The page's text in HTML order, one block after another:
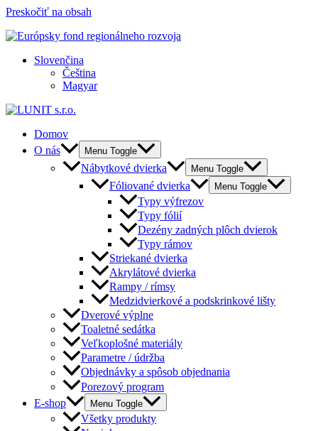
Preskočiť na obsah
Slovenčina
Čeština
Magyar
Domov
O nás
Menu Toggle
Nábytkové dvierka Menu Toggle
Fóliované dvierka Menu Toggle
Typy výfrezov
Typy fólií
Dezény zadných plôch dvierok
Typy rámov
Striekané dvierka
Akrylátové dvierka
Rampy / rímsy
Medzidvierkové a podskrinkové lišty
Dverové výplne
Toaletné sedátka
Veľkoplošné materiály
Parametre / údržba
Objednávky a spôsob objednania
Porezový program
E-shop
Menu Toggle
Všetky produkty